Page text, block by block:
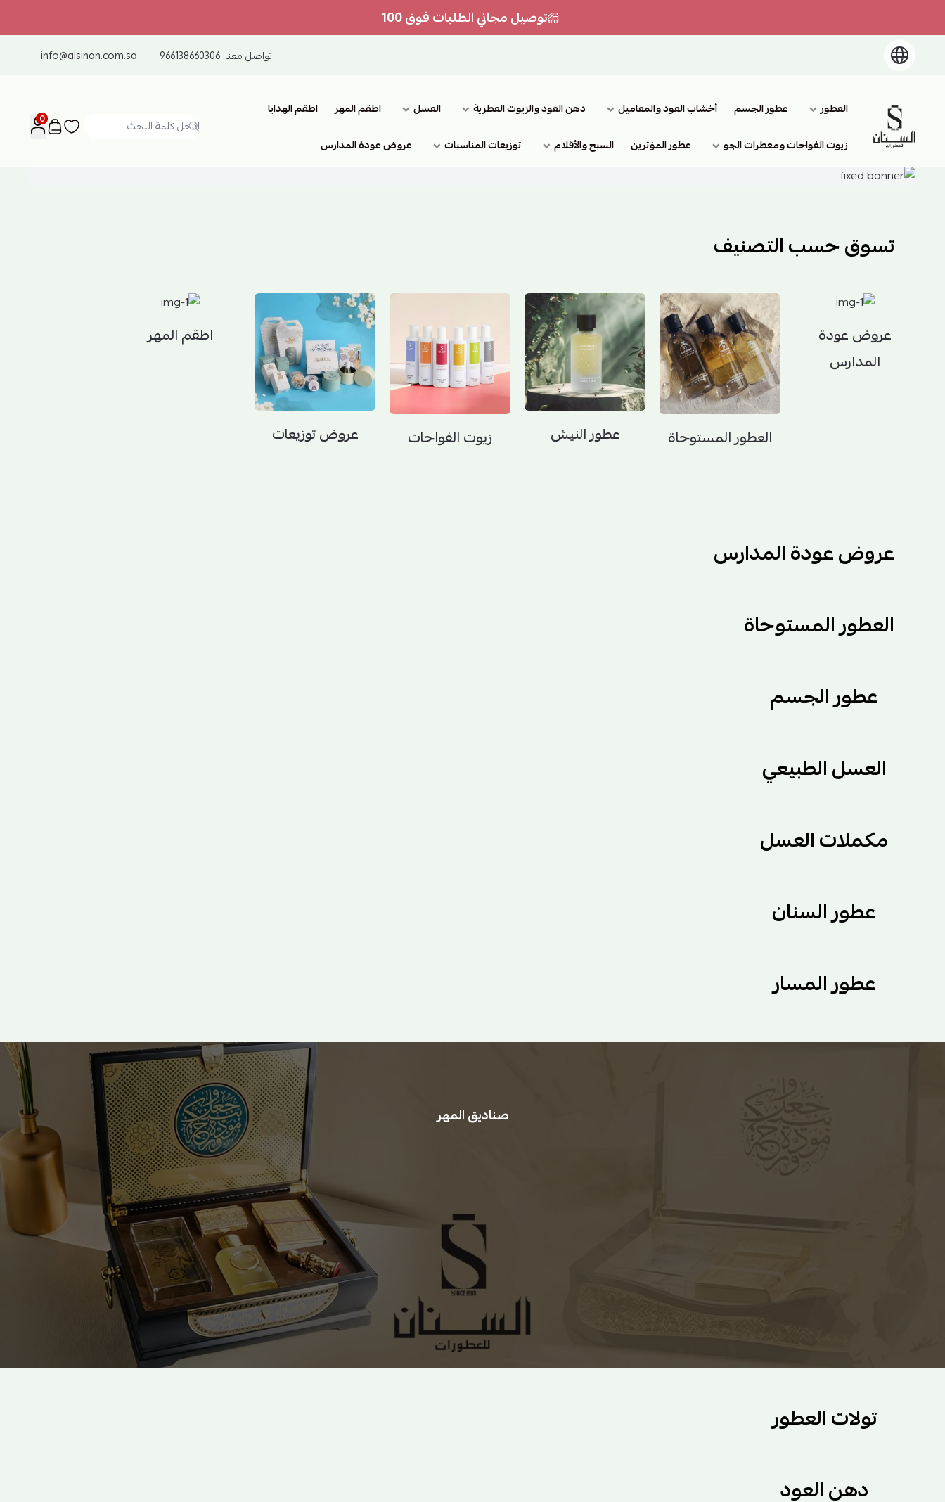
توصيل مجاني الطلبات فوق 100
تواصل معنا:966138660306
info@alsinan.com.sa
السنان للعطور والعسل الطبيعي
العطور عطور الجسم أخشاب العود والمعاميل دهن العود والزيوت العطرية العسل اطقم المهر
اطقم الهدايا
زيوت الفواحات ومعطرات الجو
عطور المؤثرين السبح والأقلام توزيعات المناسبات عروض عودة المدارس
0
تسوق حسب التصنيف
عروض عودة
المدارس
العطور المستوحاة عطور النيش زيوت الفواحات عروض توزيعات
اطقم المهر
عروض عودة المدارس
العطور المستوحاة
عطور الجسم
العسل الطبيعي
مكملات العسل
عطور السنان
عطور المسار
صناديق المهر
معاميل السنان
تولات العطور
دهن العود